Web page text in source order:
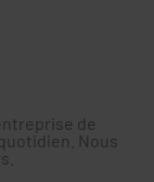
de
Nous